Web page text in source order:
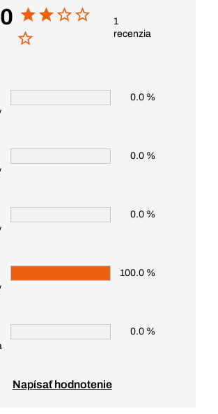
1
recenzia
0.0 %
0.0 %
0.0 %
100.0 %
0.0 %
Napísať hodnotenie